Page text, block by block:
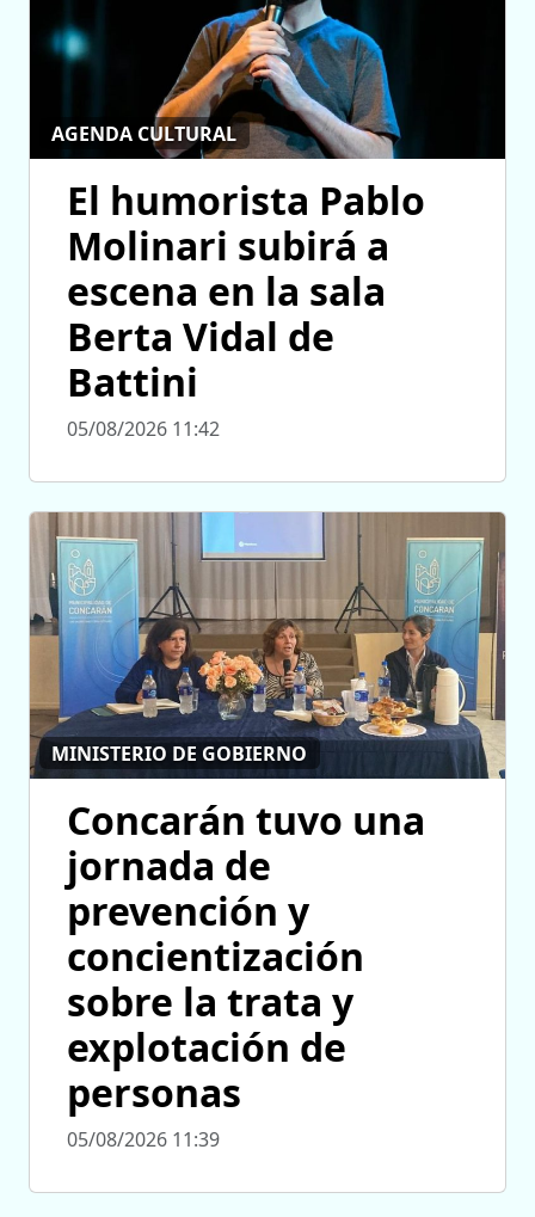
AGENDA CULTURAL
El humorista Pablo
Molinari subirá a
escena en la sala
Berta Vidal de
Battini
05/08/2026 11:42
MINISTERIO DE GOBIERNO
Concarán tuvo una
jornada de
prevención y
concientización
sobre la trata y
explotación de
personas
05/08/2026 11:39